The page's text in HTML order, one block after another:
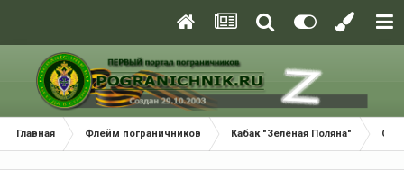
Главная Флейм пограничников Кабак "Зелёная Поляна"